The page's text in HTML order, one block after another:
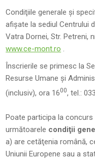
Condiţiile generale şi
afişate la sediul Centrului
Vatra Dornei, Str. Petreni,
www.ce-mont.ro .
Înscrierile se primesc la
Resurse Umane şi
(inclusiv), ora 1600, tel.:
Poate participa la
următoarele condiţii
a) are cetăţenia română,
Uniunii Europene sau a